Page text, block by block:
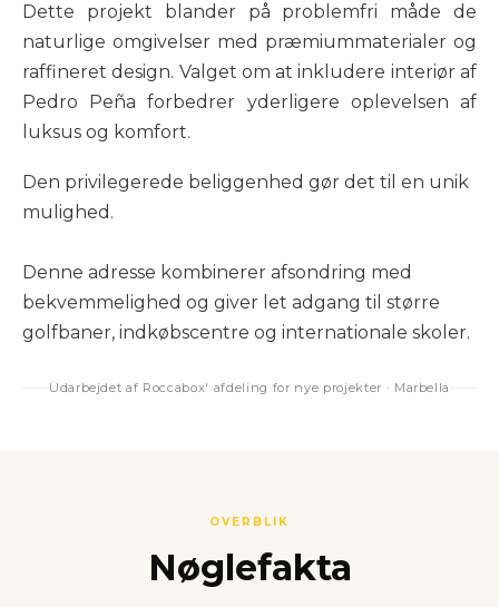
Dette projekt blander på problemfri måde de
naturlige omgivelser med præmiummaterialer og
raffineret design. Valget om at inkludere interiør af
Pedro Peña forbedrer yderligere oplevelsen af
luksus og komfort.
Den privilegerede beliggenhed gør det til en unik
mulighed.
Denne adresse kombinerer afsondring med
bekvemmelighed og giver let adgang til større
golfbaner, indkøbscentre og internationale skoler.
Udarbejdet af Roccabox' afdeling for nye projekter · Marbella
OVERBLIK
Nøglefakta